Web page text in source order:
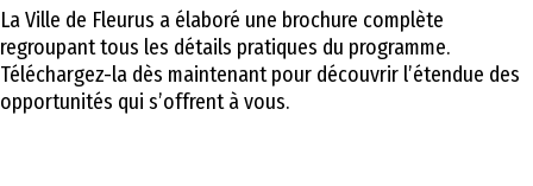
La Ville de Fleurus a élaboré une brochure complète
regroupant tous les détails pratiques du programme.
Téléchargez-la dès maintenant pour découvrir l’étendue des
opportunités qui s’offrent à vous.